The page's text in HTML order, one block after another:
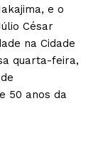
e o
César
na Cidade
quarta-feira,
50 anos da